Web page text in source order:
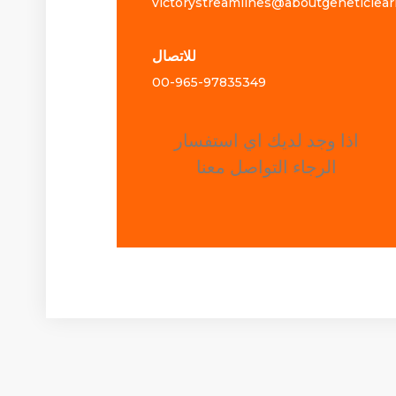
للاتصال
00-965-97835349
اذا وجد لديك اي استفسار
الرجاء التواصل معنا